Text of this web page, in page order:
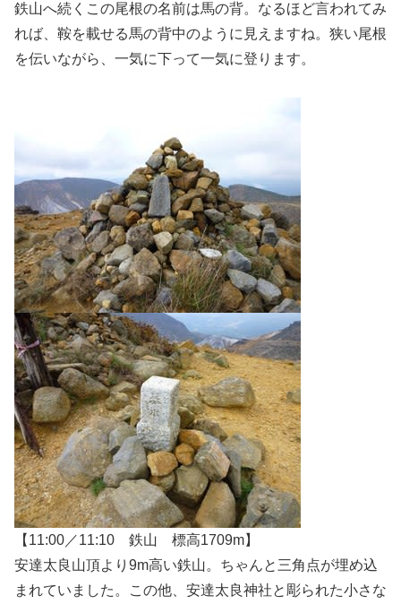
鉄山へ続くこの尾根の名前は馬の背。なるほど言われてみ
れば、鞍を載せる馬の背中のように見えますね。狭い尾根
を伝いながら、一気に下って一気に登ります。
【11:00／11:10 鉄山 標高1709m】
安達太良山頂より9m高い鉄山。ちゃんと三角点が埋め込
まれていました。この他、安達太良神社と彫られた小さな